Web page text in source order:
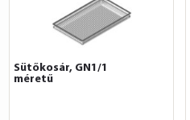
Sütőkosár, GN1/1
méretű